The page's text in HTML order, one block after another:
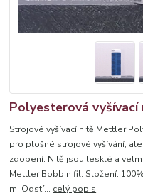
Polyesterová
Strojové vyšívací nitě Mettler
pro plošné strojové vyšívání,
zdobení. Nitě jsou lesklé a
Mettler Bobbin fil. Složení:
m. Odstí... celý popis